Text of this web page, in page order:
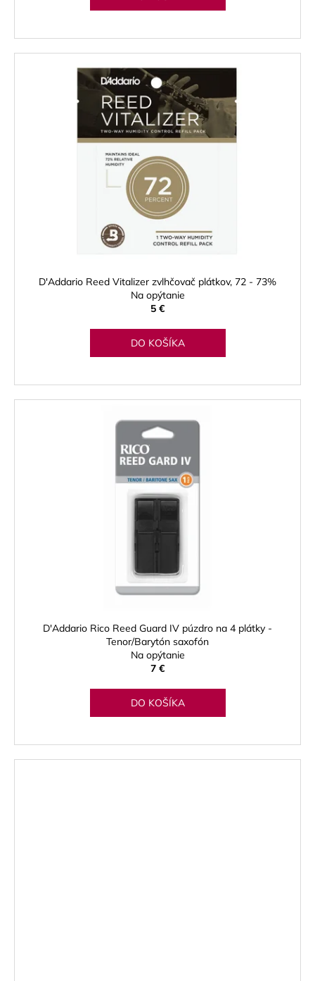
D'Addario Reed Vitalizer zvlhčovač plátkov, 72 - 73%
Na opýtanie
5 €
DO KOŠÍKA
D'Addario Rico Reed Guard IV púzdro na 4 plátky -
Tenor/Barytón saxofón
Na opýtanie
7 €
DO KOŠÍKA